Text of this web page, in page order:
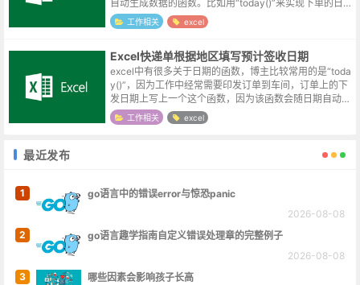
自动生成数据的函数。比如用“today()”来实现下单的日
期，用“sum()”来统计总体的数量。这个简陋的管理系统
用于打印是没...
工作相关 excel
Excel快递单根据地区填写预计签收日期
excel中有很多关于日期的函数，博主比较常用的是“toda
y()”，因为工作中经常需要印发订单到车间，订单上的下
发日期上写上一个这个函数，因为该函数会随日期自动变
化，所以就一劳永逸了。偶尔也碰到过客户单项的数量与
合计数量不符的情况，...
工作相关 excel
最近发布
1
go语言中的错误error与惊恐panic
2026-08-08
2
go语言趣学指南自定义错误处理章的完整例子
2026-08-08
3
哪些因素会影响孩子长高